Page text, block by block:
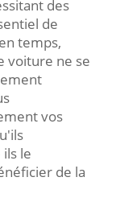
des
de
temps,
voiture ne se
vos
le
de la